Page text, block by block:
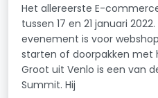
Het allereerste E-
tussen 17 en 21 januari
evenement is voor
starten of doorpakken met
Groot uit Venlo is een van
Summit. Hij